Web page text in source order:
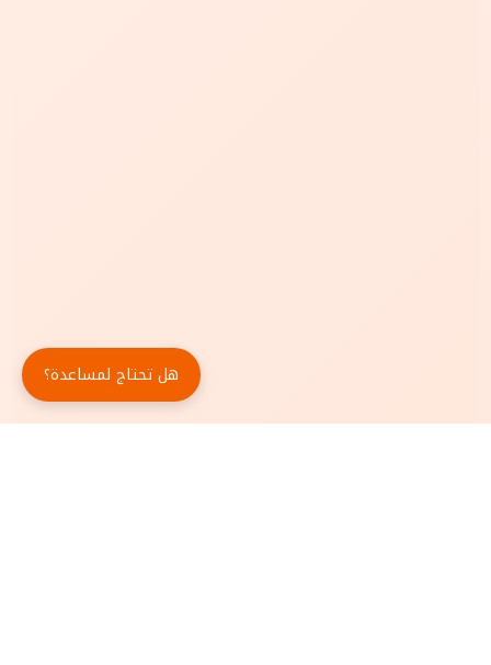
هل تحتاج لمساعدة؟